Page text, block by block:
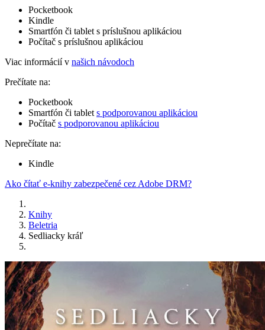
Pocketbook
Kindle
Smartfón či tablet s príslušnou aplikáciou
Počítač s príslušnou aplikáciou
Viac informácií v našich návodoch
Prečítate na:
Pocketbook
Smartfón či tablet s podporovanou aplikáciou
Počítač s podporovanou aplikáciou
Neprečítate na:
Kindle
Ako čítať e-knihy zabezpečené cez Adobe DRM?
Knihy
Beletria
Sedliacky kráľ